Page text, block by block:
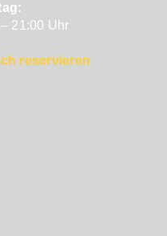
21:00 Uhr
reservieren